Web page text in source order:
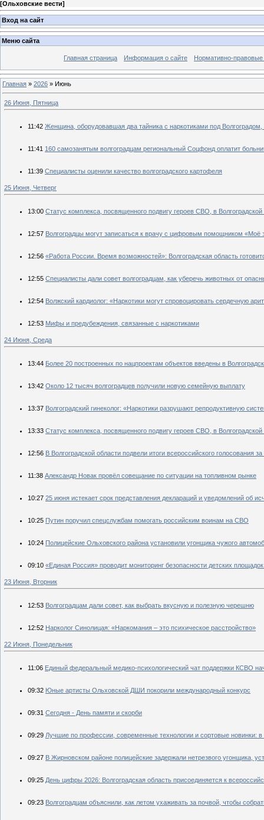
[Ольховские вести]
Вход на сайт
Меню сайта
Главная страница Информация о сайте Нормативно-правовые
Главная » 2026 » Июнь
26 Июня, Пятница
11:42 Женщина, оборудовавшая два тайника с наркотиками под Волгоградом,
11:41 160 самозанятым волгоградцам региональный Соцфонд оплатит
11:39 Специалисты оценили качество волгоградского картофеля
25 Июня, Четверг
13:00 Статус комплекса, посвященного подвигу героев СВО, в
12:57 Волгоградцы могут записаться к врачу с цифровым помощником «Моё
12:56 «Работа России. Время возможностей»: Волгоградская область
12:55 Специалисты дали совет волгоградцам, как уберечь животных от
12:54 Волжский кардиолог: «Наркотики могут спровоцировать сердечную
12:53 Мифы и предубеждения, связанные с наркотиками
24 Июня, Среда
13:44 Более 20 построенных по нацпроектам объектов введены в
13:42 Около 12 тысяч волгоградцев получили новую семейную выплату
13:37 Волгоградский гинеколог: «Наркотики разрушают репродуктивную
13:33 Статус комплекса, посвященного подвигу героев СВО, в
12:56 В Волгоградской области подвели итоги всероссийского голосования
11:38 Александр Новак провёл совещание по ситуации на топливном рынке
10:27 25 июня истекает срок представления деклараций и уведомлений об
10:25 Путин поручил спецслужбам помогать российским воинам на СВО
10:24 Полицейские Ольховского района установили угонщика чужого
09:10 «Единая Россия» проводит мониторинг безопасности детских
23 Июня, Вторник
12:53 Волгоградцам дали совет, как выбрать вкусную и полезную черешню
12:52 Нарколог Синолицая: «Наркомания – это психическое расстройство»
22 Июня, Понедельник
11:06 Единый федеральный медико-психологический чат поддержки КСВО
09:32 Юные артисты Ольховской ДШИ покорили международный конкурс
09:31 Сегодня - День памяти и скорби
09:29 Лучшие по профессии, современные технологии и сортовые новинки:
09:27 В Жирновском районе полицейские задержали нетрезвого угонщика,
09:25 День цифры 2026: Волгоградская область присоединяется к
09:23 Волгоградцам объяснили, как летом ухаживать за почвой, чтобы